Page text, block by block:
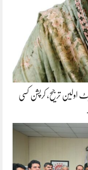
اولین ترجیح، کرپشن کسی